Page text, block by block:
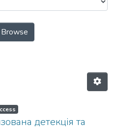
Електроніка
детекція та